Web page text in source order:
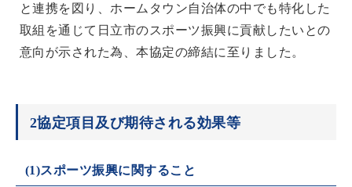
と連携を図り、ホームタウン自治体の中でも特化した
取組を通じて日立市のスポーツ振興に貢献したいとの
意向が示された為、本協定の締結に至りました。
2協定項目及び期待される効果等
(1)スポーツ振興に関すること